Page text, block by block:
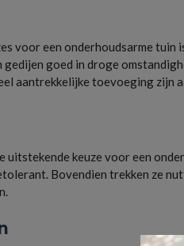
voor een onderhoudsarme
goed in droge
aantrekkelijke toevoeging zijn
uitstekende keuze voor een
Bovendien trekken ze